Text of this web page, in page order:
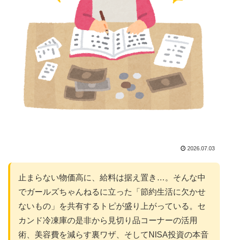
2026.07.03
止まらない物価高に、給料は据え置き…。そんな中
でガールズちゃんねるに立った「節約生活に欠かせ
ないもの」を共有するトピが盛り上がっている。セ
カンド冷凍庫の是非から見切り品コーナーの活用
術、美容費を減らす裏ワザ、そしてNISA投資の本音